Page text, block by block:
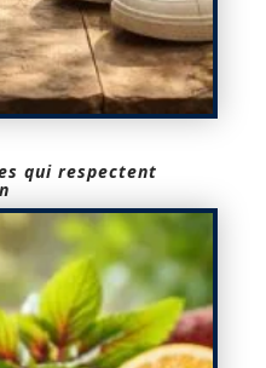
qui respectent